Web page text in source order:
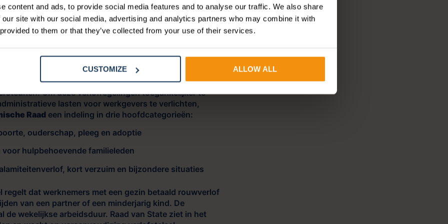
content and ads, to provide social media features and to analyse our traffic. We also share
site with our social media, advertising and analytics partners who may combine it with
to them or that they’ve collected from your use of their services.
CUSTOMIZE ALLOW ALL
al voor!
verlofstelsel
breed scala aan mogelijkheden om werknemers in
Om deze verlofregelingen toegankelijker te
lasten voor werkgevers te verlichten,
Raad een indeling in drie hoofdcategorieën:
ouderschap, pleeg en adoptie
voor hulpbehoevende familieleden
kort verzuim en bijzondere situaties
regelt dat werknemers met een gezin betaald rouwverlof
van een partner of een minderjarig kind. De
de wekelijkse arbeidsduur. Raad van State ziet in het